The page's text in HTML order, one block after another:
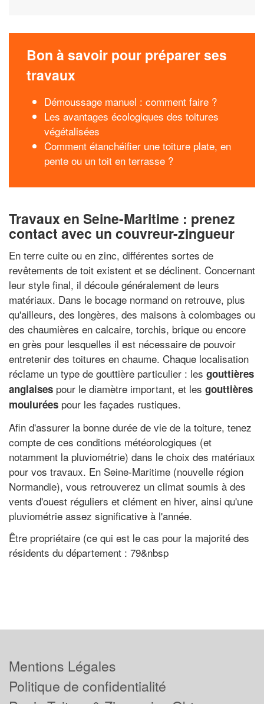
Bon à savoir pour préparer ses
travaux
Démoussage manuel : comment faire ?
Les avantages écologiques des toitures
végétalisées
Comment étanchéifier une toiture plate, en
pente ou un toit en terrasse ?
Travaux en Seine-Maritime : prenez
contact avec un couvreur-zingueur
En terre cuite ou en zinc, différentes sortes de
revêtements de toit existent et se déclinent. Concernant
leur style final, il découle généralement de leurs
matériaux. Dans le bocage normand on retrouve, plus
qu'ailleurs, des longères, des maisons à colombages ou
des chaumières en calcaire, torchis, brique ou encore
en grès pour lesquelles il est nécessaire de pouvoir
entretenir des toitures en chaume. Chaque localisation
réclame un type de gouttière particulier : les gouttières
anglaises pour le diamètre important, et les gouttières
moulurées pour les façades rustiques.
Afin d'assurer la bonne durée de vie de la toiture, tenez
compte de ces conditions météorologiques (et
notamment la pluviométrie) dans le choix des matériaux
pour vos travaux. En Seine-Maritime (nouvelle région
Normandie), vous retrouverez un climat soumis à des
vents d'ouest réguliers et clément en hiver, ainsi qu'une
pluviométrie assez significative à l'année.
Être propriétaire (ce qui est le cas pour la majorité des
résidents du département : 79&nbsp
Mentions Légales
Politique de confidentialité